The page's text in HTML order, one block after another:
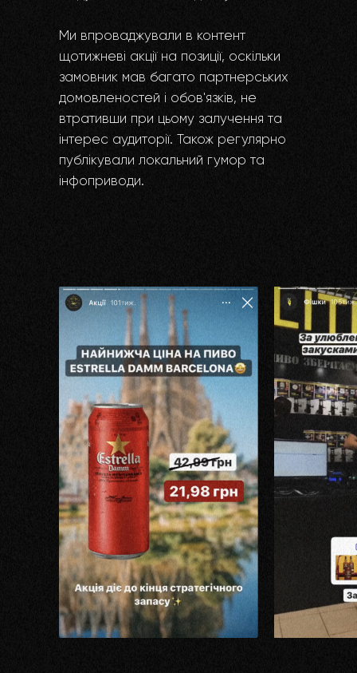
Ми впроваджували в контент
щотижневі акції на позиції, оскільки
замовник мав багато партнерських
домовленостей і обов'язків, не
втративши при цьому залучення та
інтерес аудиторії. Також регулярно
публікували локальний гумор та
інфоприводи.